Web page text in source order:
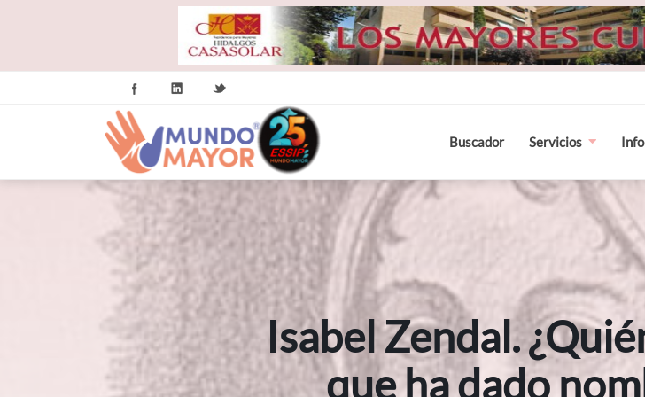
Buscador Servicios
Isabel Zendal.
que ha dado